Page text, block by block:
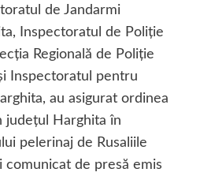
de Jandarmi
Inspectoratul de Poliţie
Regională de Poliţie
Inspectoratul pentru
au asigurat ordinea
judeţul Harghita în
pelerinaj de Rusaliile
de presă emis